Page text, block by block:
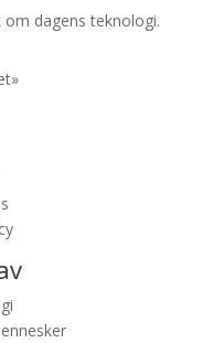
om dagens teknologi.